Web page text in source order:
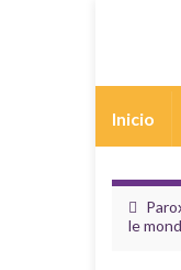
Inicio
le